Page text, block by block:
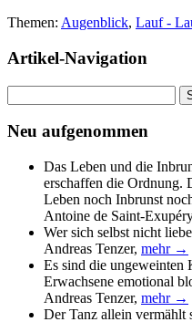
Themen: Augenblick, Lauf -
Artikel-Navigation
nach:
Neu aufgenommen
Das Leben und die
erschaffen die Ordnung.
Leben noch Inbrunst
Antoine de Saint-Exupéry
Wer sich selbst nicht
Andreas Tenzer, mehr →
Es sind die ungeweinten
Erwachsene emotional
Andreas Tenzer, mehr →
Der Tanz allein vermählt